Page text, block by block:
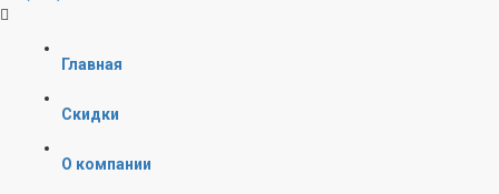
Главная
Скидки
О компании